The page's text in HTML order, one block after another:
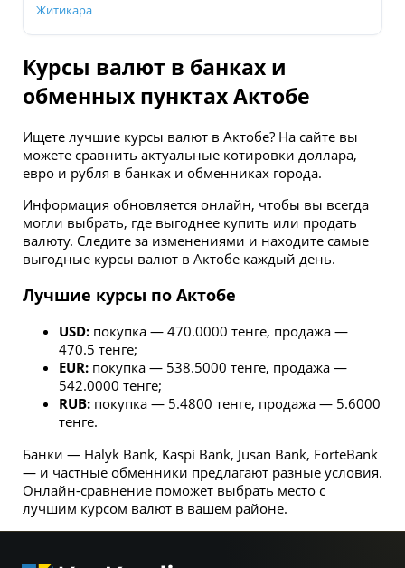
Житикара
Курсы валют в банках и
обменных пунктах Актобе
Ищете лучшие курсы валют в Актобе? На сайте вы
можете сравнить актуальные котировки доллара,
евро и рубля в банках и обменниках города.
Информация обновляется онлайн, чтобы вы всегда
могли выбрать, где выгоднее купить или продать
валюту. Следите за изменениями и находите самые
выгодные курсы валют в Актобе каждый день.
Лучшие курсы по Актобе
USD:покупка — 470.0000 тенге, продажа —
470.5 тенге;
EUR:покупка — 538.5000 тенге, продажа —
542.0000 тенге;
RUB:покупка — 5.4800 тенге, продажа — 5.6000
тенге.
Банки — Halyk Bank, Kaspi Bank, Jusan Bank, ForteBank
— и частные обменники предлагают разные условия.
Онлайн-сравнение поможет выбрать место с
лучшим курсом валют в вашем районе.